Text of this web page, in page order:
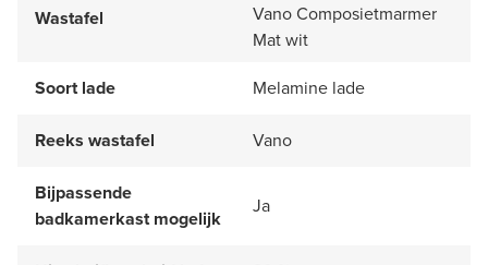
Wastafel
Vano Composietmarmer
Mat wit
Soort lade
Melamine lade
Reeks wastafel Vano
Bijpassende
badkamerkast mogelijk
Ja